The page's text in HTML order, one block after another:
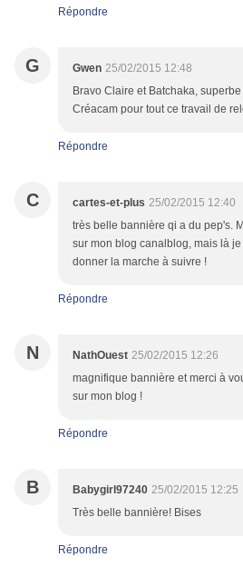
Répondre
G Gwen 25/02/2015 12:48
Bravo Claire et Batchaka,
Créacam pour tout ce travail de
Répondre
C cartes-et-plus 25/02/2015 12:40
très belle bannière qi a du pep's.
sur mon blog canalblog, mais là
donner la marche à suivre !
Répondre
N NathOuest 25/02/2015 12:26
magnifique bannière et merci à
sur mon blog !
Répondre
B Babygirl97240 25/02/2015 12:25
Très belle bannière! Bises
Répondre